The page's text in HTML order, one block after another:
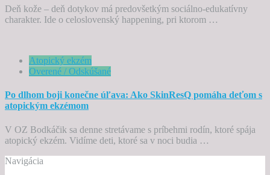
Deň kože – deň dotykov má predovšetkým sociálno-edukatívny
charakter. Ide o celoslovenský happening, pri ktorom …
Atopický ekzém
Overené / Odskúšané
Po dlhom boji konečne úľava: Ako SkinResQ pomáha deťom s
atopickým ekzémom
V OZ Bodkáčik sa denne stretávame s príbehmi rodín, ktoré spája
atopický ekzém. Vidíme deti, ktoré sa v noci budia …
Navigácia